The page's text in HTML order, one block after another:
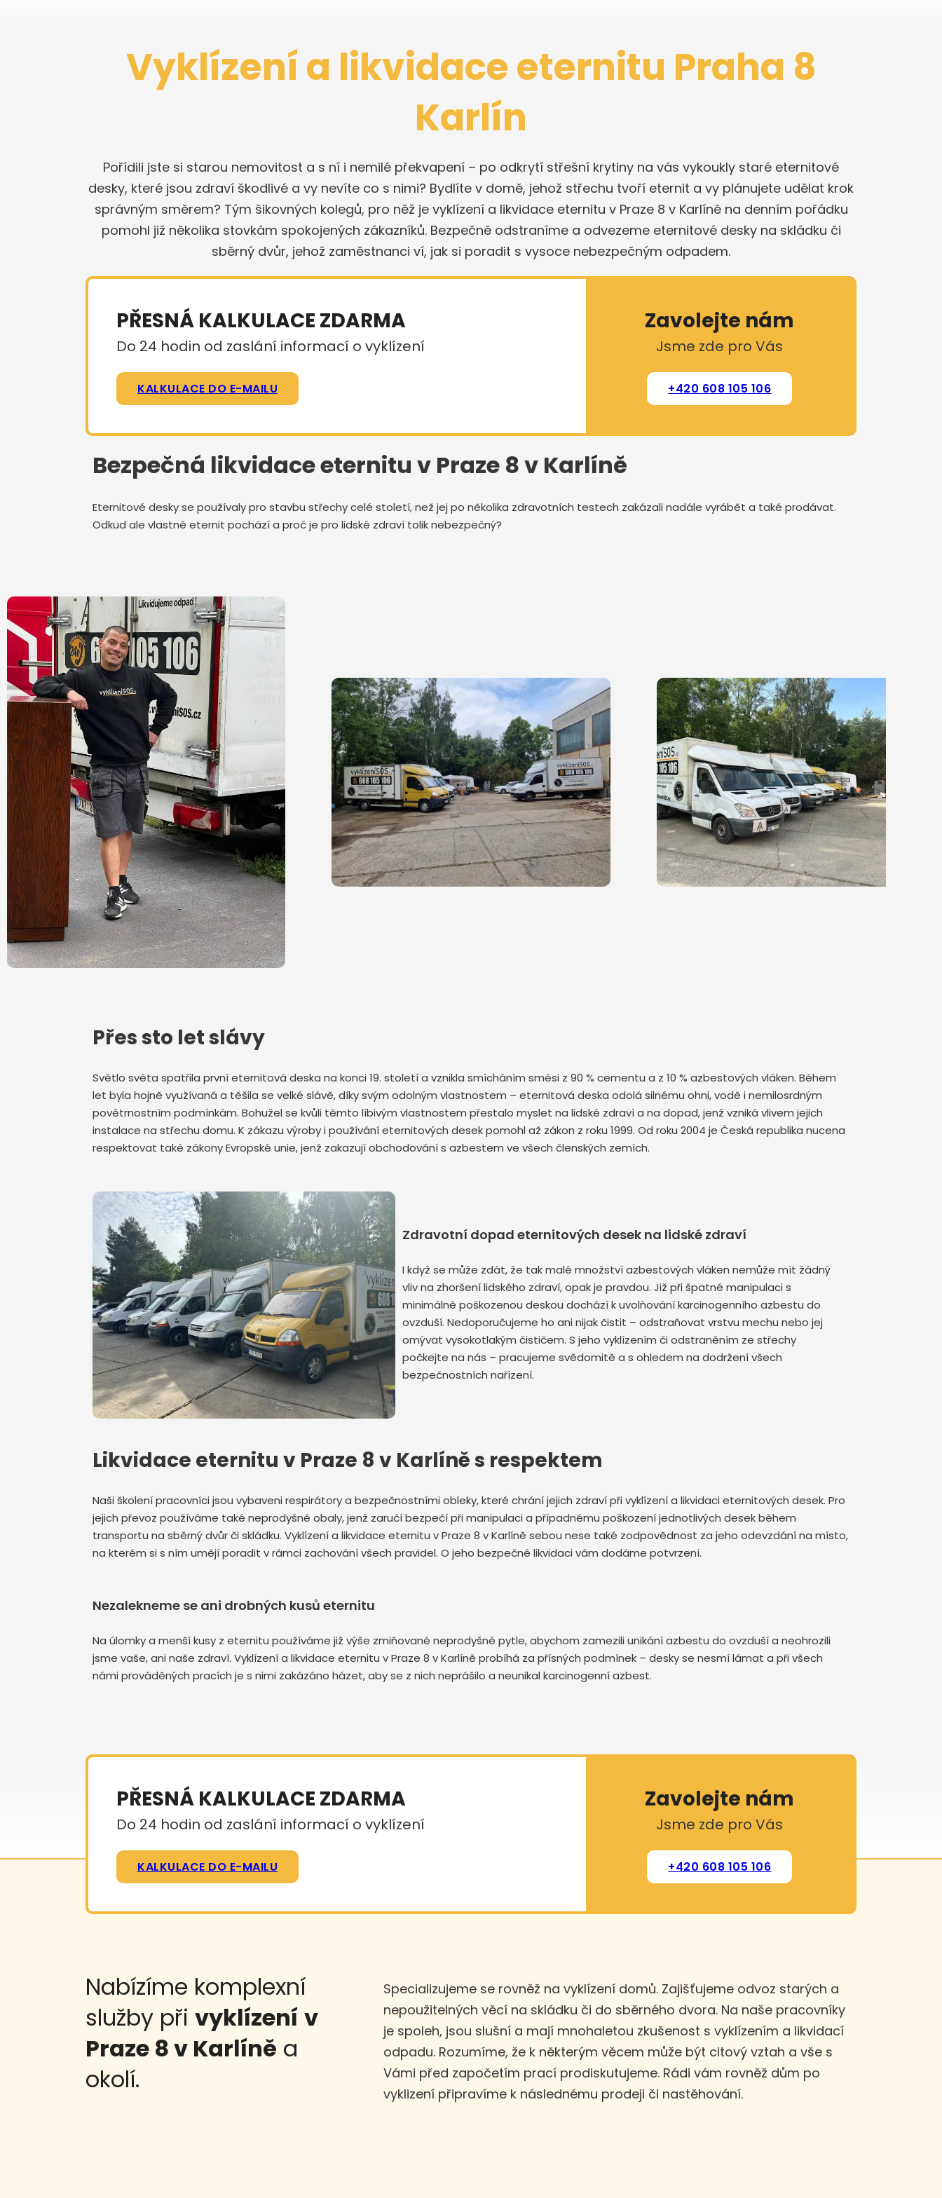
Vyklízení a likvidace eternitu Praha 8
Karlín
Pořídili jste si starou nemovitost a s ní i nemilé překvapení – po odkrytí střešní krytiny na vás vykoukly staré eternitové
desky, které jsou zdraví škodlivé a vy nevíte co s nimi? Bydlíte v domě, jehož střechu tvoří eternit a vy plánujete udělat krok
správným směrem? Tým šikovných kolegů, pro něž je vyklízení a likvidace eternitu v Praze 8 v Karlíně na denním pořádku
pomohl již několika stovkám spokojených zákazníků. Bezpečně odstraníme a odvezeme eternitové desky na skládku či
sběrný dvůr, jehož zaměstnanci ví, jak si poradit s vysoce nebezpečným odpadem.
PŘESNÁ KALKULACE ZDARMA
Do 24 hodin od zaslání informací o vyklízení
KALKULACE DO E-MAILU
Zavolejte nám
Jsme zde pro Vás
+420 608 105 106
Bezpečná likvidace eternitu v Praze 8 v Karlíně
Eternitové desky se používaly pro stavbu střechy celé století, než jej po několika zdravotních testech zakázali nadále vyrábět a také prodávat.
Odkud ale vlastně eternit pochází a proč je pro lidské zdraví tolik nebezpečný?
Přes sto let slávy
Světlo světa spatřila první eternitová deska na konci 19. století a vznikla smícháním směsi z 90 % cementu a z 10 % azbestových vláken. Během
let byla hojně využívaná a těšila se velké slávě, díky svým odolným vlastnostem – eternitová deska odolá silnému ohni, vodě i nemilosrdným
povětrnostním podmínkám. Bohužel se kvůli těmto líbivým vlastnostem přestalo myslet na lidské zdraví a na dopad, jenž vzniká vlivem jejich
instalace na střechu domu. K zákazu výroby i používání eternitových desek pomohl až zákon z roku 1999. Od roku 2004 je Česká republika nucena
respektovat také zákony Evropské unie, jenž zakazují obchodování s azbestem ve všech členských zemích.
Zdravotní dopad eternitových desek na lidské zdraví
I když se může zdát, že tak malé množství azbestových vláken nemůže mít žádný
vliv na zhoršení lidského zdraví, opak je pravdou. Již při špatné manipulaci s
minimálně poškozenou deskou dochází k uvolňování karcinogenního azbestu do
ovzduší. Nedoporučujeme ho ani nijak čistit – odstraňovat vrstvu mechu nebo jej
omývat vysokotlakým čističem. S jeho vyklízením či odstraněním ze střechy
počkejte na nás – pracujeme svědomitě a s ohledem na dodržení všech
bezpečnostních nařízení.
Likvidace eternitu v Praze 8 v Karlíně s respektem
Naši školení pracovníci jsou vybaveni respirátory a bezpečnostními obleky, které chrání jejich zdraví při vyklízení a likvidaci eternitových desek. Pro
jejich převoz používáme také neprodyšné obaly, jenž zaručí bezpečí při manipulaci a případnému poškození jednotlivých desek během
transportu na sběrný dvůr či skládku. Vyklízení a likvidace eternitu v Praze 8 v Karlíně sebou nese také zodpovědnost za jeho odevzdání na místo,
na kterém si s ním umějí poradit v rámci zachování všech pravidel. O jeho bezpečné likvidaci vám dodáme potvrzení.
Nezalekneme se ani drobných kusů eternitu
Na úlomky a menší kusy z eternitu používáme již výše zmiňované neprodyšné pytle, abychom zamezili unikání azbestu do ovzduší a neohrozili
jsme vaše, ani naše zdraví. Vyklízení a likvidace eternitu v Praze 8 v Karlíně probíhá za přísných podmínek – desky se nesmí lámat a při všech
námi prováděných pracích je s nimi zakázáno házet, aby se z nich neprášilo a neunikal karcinogenní azbest.
PŘESNÁ KALKULACE ZDARMA
Do 24 hodin od zaslání informací o vyklízení
KALKULACE DO E-MAILU
Zavolejte nám
Jsme zde pro Vás
+420 608 105 106
Nabízíme komplexní
služby při vyklízení v
Praze 8 v Karlíně a
okolí.
Specializujeme se rovněž na vyklízení domů. Zajišťujeme odvoz starých a
nepoužitelných věcí na skládku či do sběrného dvora. Na naše pracovníky
je spoleh, jsou slušní a mají mnohaletou zkušenost s vyklízením a likvidací
odpadu. Rozumíme, že k některým věcem může být citový vztah a vše s
Vámi před započetím prací prodiskutujeme. Rádi vám rovněž dům po
vyklizení připravíme k následnému prodeji či nastěhování.
Odeslat zprávu